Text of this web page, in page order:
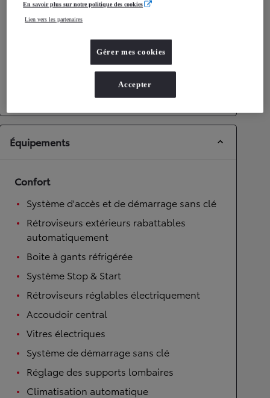
Accélération 0-100km/h
Roues motrices avant
Boîte automatique
Équipements
Confort
Système d'accès et de démarrage sans clé
Rétroviseurs extérieurs rabattables
automatiquement
Boite à gants réfrigérée
Système Stop & Start
Rétroviseurs réglables électriquement
Accoudoir central
Vitres électriques
Système de démarrage sans clé
Réglage des supports lombaires
Climatisation automatique
En savoir plus sur notre politique des cookies
Lien vers les partenaires
Gérer mes cookies
Accepter